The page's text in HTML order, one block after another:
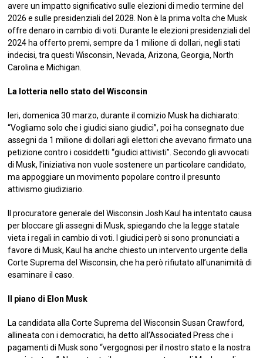
avere un impatto significativo sulle elezioni di medio termine del
2026 e sulle presidenziali del 2028. Non è la prima volta che Musk
offre denaro in cambio di voti. Durante le elezioni presidenziali del
2024 ha offerto premi, sempre da 1 milione di dollari, negli stati
indecisi, tra questi Wisconsin, Nevada, Arizona, Georgia, North
Carolina e Michigan.
La lotteria nello stato del Wisconsin
Ieri, domenica 30 marzo, durante il comizio Musk ha dichiarato:
“Vogliamo solo che i giudici siano giudici”, poi ha consegnato due
assegni da 1 milione di dollari agli elettori che avevano firmato una
petizione contro i cosiddetti “giudici attivisti”. Secondo gli avvocati
di Musk, l’iniziativa non vuole sostenere un particolare candidato,
ma appoggiare un movimento popolare contro il presunto
attivismo giudiziario.
Il procuratore generale del Wisconsin Josh Kaul ha intentato causa
per bloccare gli assegni di Musk, spiegando che la legge statale
vieta i regali in cambio di voti. I giudici però si sono pronunciati a
favore di Musk, Kaul ha anche chiesto un intervento urgente della
Corte Suprema del Wisconsin, che ha però rifiutato all’unanimità di
esaminare il caso.
Il piano di Elon Musk
La candidata alla Corte Suprema del Wisconsin Susan Crawford,
allineata con i democratici, ha detto all’Associated Press che i
pagamenti di Musk sono “vergognosi per il nostro stato e la nostra